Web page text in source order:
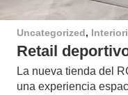
Uncategorized,
Retail
La nueva tienda del
una experiencia